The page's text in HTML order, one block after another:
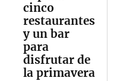
cinco
restaurantes
y un bar
para
disfrutar de
la primavera